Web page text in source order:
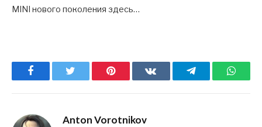
MINI нового поколения здесь…
Facebook Pinterest ВКонтактеTelegram
Anton Vorotnikov